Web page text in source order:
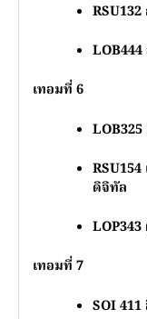
RSU132
LOB444
เทอมที่ 6
LOB325
RSU154
ดิจิทัล
LOP343
เทอมที่ 7
SOI 411